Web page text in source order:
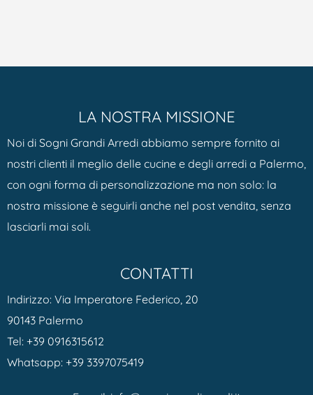
LA NOSTRA MISSIONE
Noi di Sogni Grandi Arredi abbiamo sempre fornito ai
nostri clienti il meglio delle cucine e degli arredi a Palermo,
con ogni forma di personalizzazione ma non solo: la
nostra missione è seguirli anche nel post vendita, senza
lasciarli mai soli.
CONTATTI
Indirizzo: Via Imperatore Federico, 20
90143 Palermo
Tel: +39 0916315612
Whatsapp: +39 3397075419